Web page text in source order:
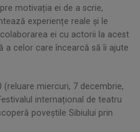
motivația ei de a scrie,
experiențe reale și le
ei cu actorii la acest
a celor care încearcă să îi ajute
(reluare miercuri, 7 decembrie,
internațional de teatru
poveștile Sibiului prin